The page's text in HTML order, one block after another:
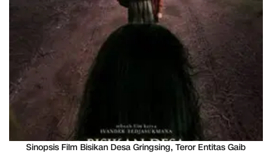
Sinopsis Film Bisikan Desa Gringsing, Teror Entitas Gaib